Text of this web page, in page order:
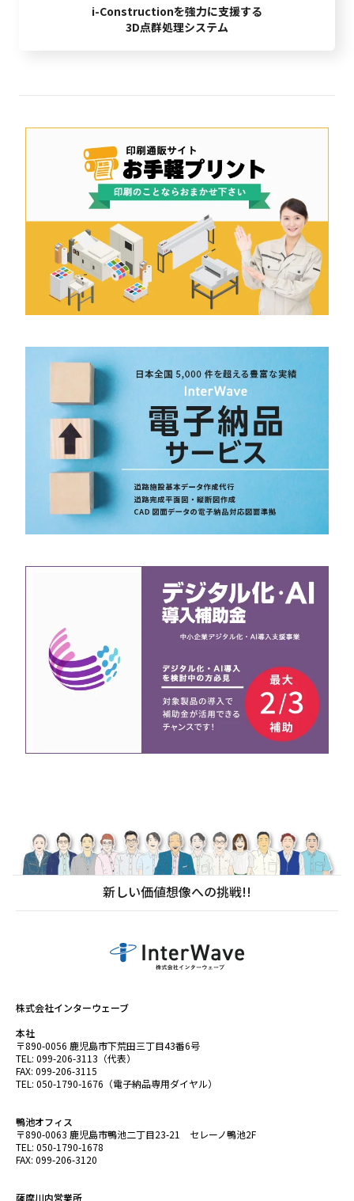
i-Constructionを強力に支援する
3D点群処理システム
新しい価値想像への挑戦!!
株式会社インターウェーブ
本社
〒890-0056 鹿児島市下荒田三丁目43番6号
TEL: 099-206-3113（代表）
FAX: 099-206-3115
TEL: 050-1790-1676（電子納品専用ダイヤル）
鴨池オフィス
〒890-0063 鹿児島市鴨池二丁目23-21 セレーノ鴨池2F
TEL: 050-1790-1678
FAX: 099-206-3120
薩摩川内営業所